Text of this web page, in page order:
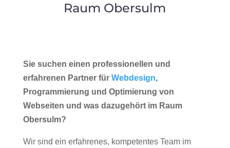
Raum Obersulm
Sie suchen einen professionellen und
erfahrenen Partner für Webdesign,
Programmierung und Optimierung von
Webseiten und was dazugehört im Raum
Obersulm?
Wir sind ein erfahrenes, kompetentes Team im